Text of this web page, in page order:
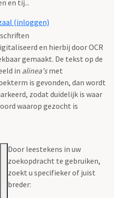
en tij...
(inloggen)
en hierbij door OCR
gemaakt. De tekst op de
in alinea'smet
is gevonden, dan wordt
zodat duidelijk is waar
waarop gezocht is
Door leestekens in uw
zoekopdracht te gebruiken,
zoekt u specifieker of juist
breder: